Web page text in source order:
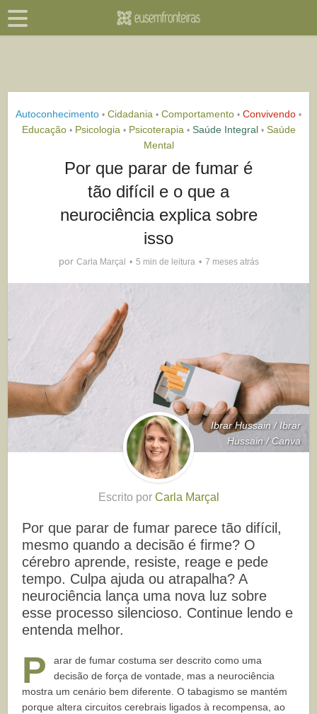
Autoconhecimento • Cidadania • Comportamento • Convivendo •
Educação • Psicologia • Psicoterapia • Saúde Integral • Saúde
Mental
Por que parar de fumar é
tão difícil e o que a
neurociência explica sobre
isso
por Carla Marçal 5 min de leitura 7 meses atrás
Ibrar Hussain / Ibrar
Hussain / Canva
Escrito por Carla Marçal
Por que parar de fumar parece tão difícil,
mesmo quando a decisão é firme? O
cérebro aprende, resiste, reage e pede
tempo. Culpa ajuda ou atrapalha? A
neurociência lança uma nova luz sobre
esse processo silencioso. Continue lendo e
entenda melhor.
P
arar de fumar costuma ser descrito como uma
decisão de força de vontade, mas a neurociência
mostra um cenário bem diferente. O tabagismo se mantém
porque altera circuitos cerebrais ligados à recompensa, ao